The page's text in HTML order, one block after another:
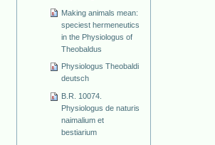
Making animals mean:
speciest hermeneutics
in the Physiologus of
Theobaldus
Physiologus Theobaldi
deutsch
B.R. 10074.
Physiologus de naturis
naimalium et
bestiarium